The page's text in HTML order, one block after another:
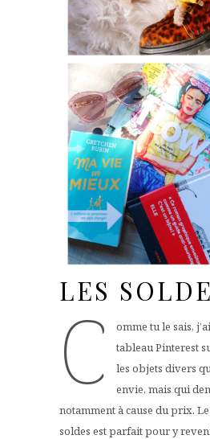
LES
C
omme tu le sais,
tableau Pinterest
les objets divers
envie, mais qui
notamment à cause du prix.
soldes est parfait pour y